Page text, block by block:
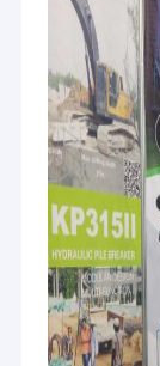
Casa
Prodotti
Circa noi
L'attrezzatura del
nel 2016 che è
la progettazione, la
costruzione.
e l'inseguimento di
esperto sulla